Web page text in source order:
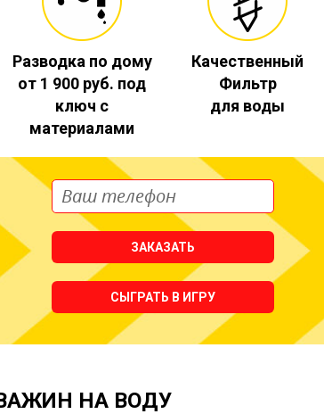
Разводка по дому
от 1 900 руб. под
ключ с
материалами
Качественный
Фильтр
для воды
ЗАКАЗАТЬ
СЫГРАТЬ В ИГРУ
НА ВОДУ